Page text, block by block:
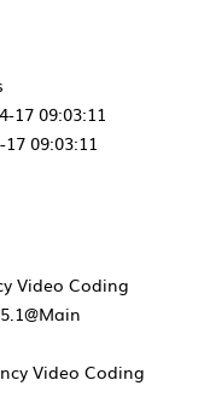
17 09:03:11
09:03:11
Video Coding
Video Coding